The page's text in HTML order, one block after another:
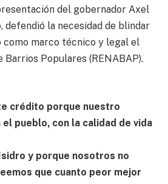
del gobernador Axel
la necesidad de blindar
como marco técnico y legal el
Barrios Populares (RENABAP).
crédito porque nuestro
pueblo, con la calidad de vida
y porque nosotros no
que cuanto peor mejor